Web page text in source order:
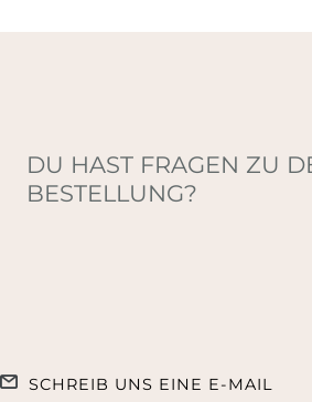
DU HAST FRAGEN ZU
BESTELLUNG?
SCHREIB UNS EINE E-MAIL